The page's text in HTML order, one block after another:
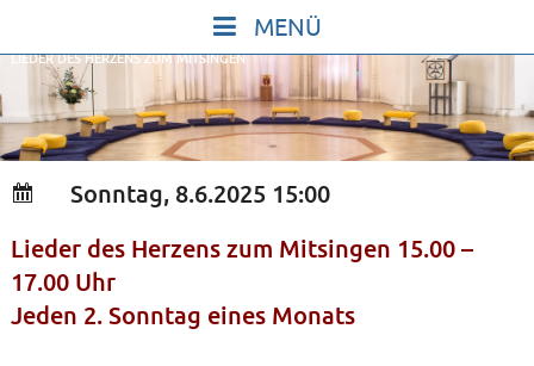
content
START
IN STILLE SEIN
SINGEN UND SCHWEIGEN
BEWEGEN UND TANZEN
GOTT UND DAS LEBEN FEIERN
HEILKRAFT DES KÖRPERS
LIEDER DES HERZENS ZUM MITSINGEN
Sonntag, 8.6.2025 15:00
Lieder des Herzens zum Mitsingen 15.00 –
17.00 Uhr
Jeden 2. Sonntag eines Monats